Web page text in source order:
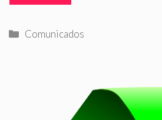
Categorías
Comunicados